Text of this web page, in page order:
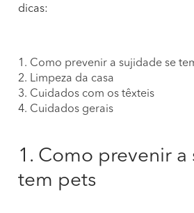
dicas:
1. Como prevenir a sujidade se
2. Limpeza da casa
3. Cuidados com os têxteis
4. Cuidados gerais
1. Como prevenir a
tem pets